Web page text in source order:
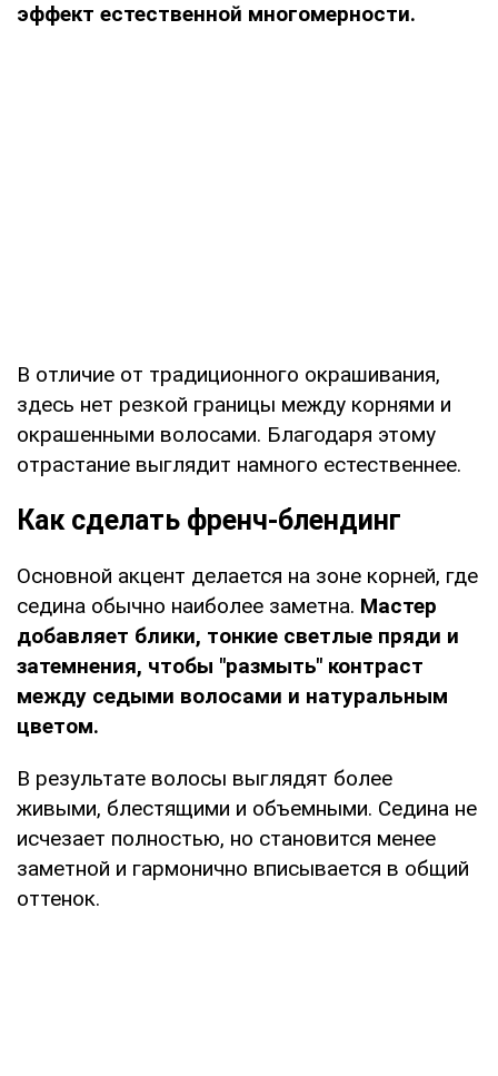
эффект естественной многомерности.
В отличие от традиционного окрашивания,
здесь нет резкой границы между корнями и
окрашенными волосами. Благодаря этому
отрастание выглядит намного естественнее.
Как сделать френч-блендинг
Основной акцент делается на зоне корней, где
седина обычно наиболее заметна. Мастер
добавляет блики, тонкие светлые пряди и
затемнения, чтобы "размыть" контраст
между седыми волосами и натуральным
цветом.
В результате волосы выглядят более
живыми, блестящими и объемными. Седина не
исчезает полностью, но становится менее
заметной и гармонично вписывается в общий
оттенок.